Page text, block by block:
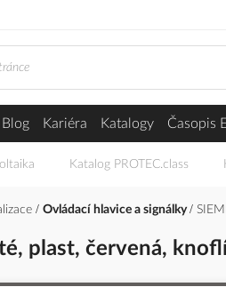
Blog Kariéra Katalogy Časopis
Katalog PROTEC.class
Ovládací hlavice a signálky
plast, červená,